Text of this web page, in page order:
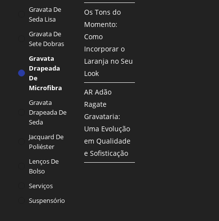
Gravata De
Seda Lisa
Gravata De
Sete Dobras
Gravata
Drapeada
De
Microfibra
Gravata
Drapeada De
Seda
Jacquard De
Poliéster
Lenços De
Bolso
Serviços
Suspensório
Os Tons do
Momento:
Como
Incorporar o
Laranja no Seu
Look
AR Adão
Ragate
Gravataria:
Uma Evolução
em Qualidade
e Sofisticação